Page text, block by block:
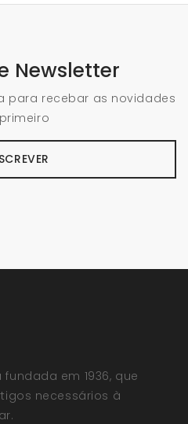
Newsletter
para recebar as novidades
em 1936, que
necessários à